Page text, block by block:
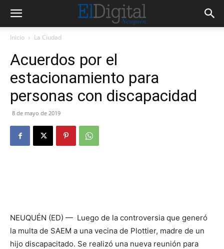
Inicio La Ciudad
Acuerdos por el
estacionamiento para
personas con discapacidad
8 de mayo de 2019
NEUQUÉN (ED) — Luego de la controversia que generó
la multa de SAEM a una vecina de Plottier, madre de un
hijo discapacitado. Se realizó una nueva reunión para